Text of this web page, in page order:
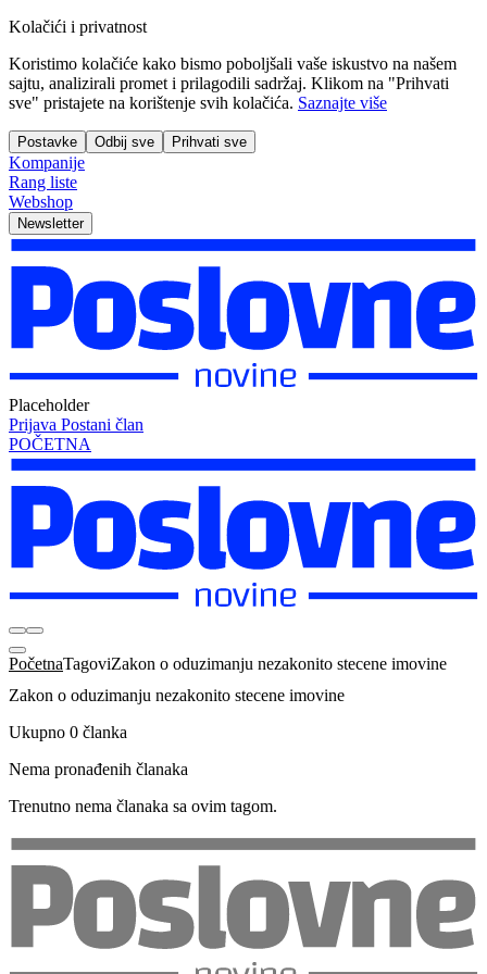
Kolačići i privatnost
Koristimo kolačiće kako bismo poboljšali vaše iskustvo na našem
sajtu, analizirali promet i prilagodili sadržaj. Klikom na "Prihvati
sve" pristajete na korištenje svih kolačića. Saznajte više
Postavke Odbij sve Prihvati sve
Kompanije
Rang liste
Webshop
Newsletter
Placeholder
Prijava Postani član
POČETNA
PočetnaTagoviZakon o oduzimanju nezakonito stecene imovine
Zakon o oduzimanju nezakonito stecene imovine
Ukupno 0 članka
Nema pronađenih članaka
Trenutno nema članaka sa ovim tagom.